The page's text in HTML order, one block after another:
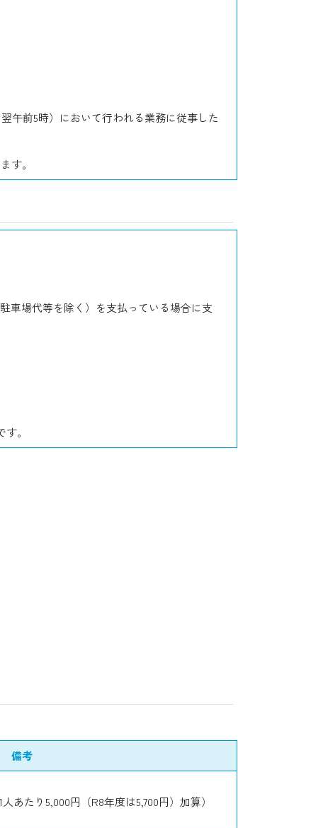
午前5時）において行われる業務に従事した
す。
車場代等を除く）を支払っている場合に支
。
備考
あたり5,000円（R8年度は5,700円）加算）